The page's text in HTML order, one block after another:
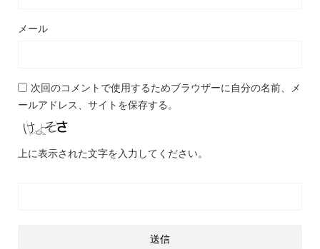
メール
次回のコメントで使用するためブラウザーに自分の名前、メ
ールアドレス、サイトを保存する。
上に表示された文字を入力してください。